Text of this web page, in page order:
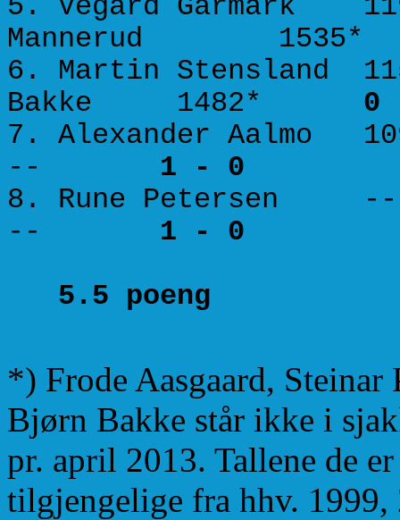
5. Vegard Garmark
Mannerud
6. Martin Stensland
Bakke 1482*
0
7. Alexander Aalmo
-- 1 - 0
8. Rune
-- 1 - 0
5.5 poeng
*) Frode Aasgaard, Steinar
Bjørn Bakke står ikke i
pr. april 2013. Tallene de
tilgjengelige fra hhv. 1999,